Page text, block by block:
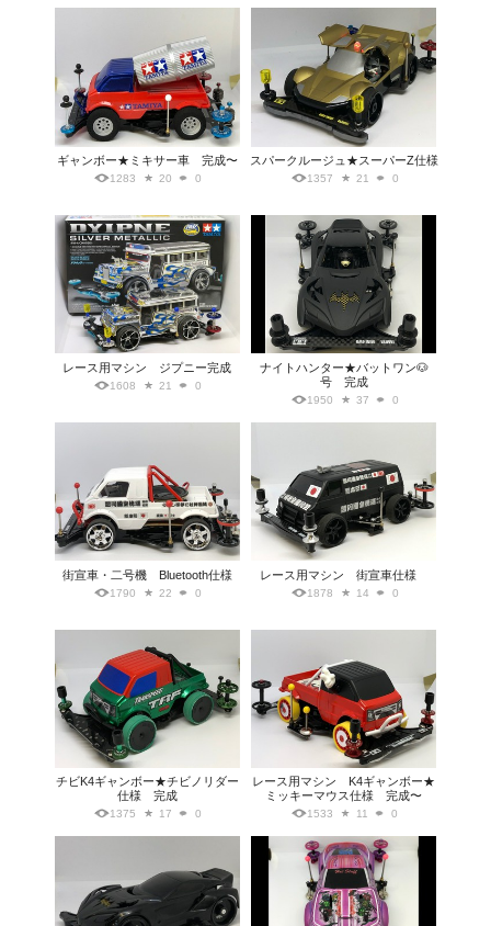
ギャンボー★ミキサー車 完成〜
1283 20 0
スパークルージュ★スーパーZ仕様
1357 21 0
レース用マシン ジプニー完成
1608 21 0
ナイトハンター★バットワン🐶
号 完成
1950 37 0
街宣車・二号機 Bluetooth仕様
1790 22 0
レース用マシン 街宣車仕様
1878 14 0
チビK4ギャンボー★チビノリダー
仕様 完成
1375 17 0
レース用マシン K4ギャンボー★
ミッキーマウス仕様 完成〜
1533 11 0